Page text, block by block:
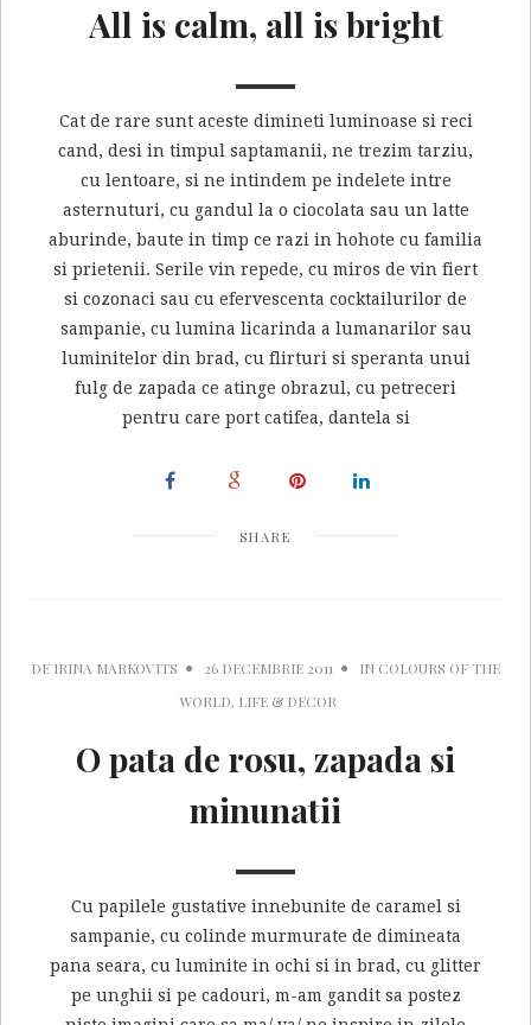
All is calm, all is bright
Cat de rare sunt aceste dimineti luminoase si reci
cand, desi in timpul saptamanii, ne trezim tarziu,
cu lentoare, si ne intindem pe indelete intre
asternuturi, cu gandul la o ciocolata sau un latte
aburinde, baute in timp ce razi in hohote cu familia
si prietenii. Serile vin repede, cu miros de vin fiert
si cozonaci sau cu efervescenta cocktailurilor de
sampanie, cu lumina licarinda a lumanarilor sau
luminitelor din brad, cu flirturi si speranta unui
fulg de zapada ce atinge obrazul, cu petreceri
pentru care port catifea, dantela si
SHARE
DE IRINA MARKOVITS 26 DECEMBRIE 2011 IN COLOURS OF THE
WORLD, LIFE & DECOR
O pata de rosu, zapada si
minunatii
Cu papilele gustative innebunite de caramel si
sampanie, cu colinde murmurate de dimineata
pana seara, cu luminite in ochi si in brad, cu glitter
pe unghii si pe cadouri, m-am gandit sa postez